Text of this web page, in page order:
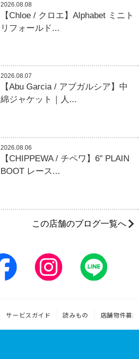
2026.08.08
【Chloe / クロエ】Alphabet ミニト
リフォールド...
2026.08.07
【Abu Garcia / アブガルシア】中
綿ジャケット｜人...
2026.08.06
【CHIPPEWA / チペワ】6" PLAIN
BOOT レース...
この店舗のブログ一覧へ
サービスガイド 読みもの 店舗物件募集